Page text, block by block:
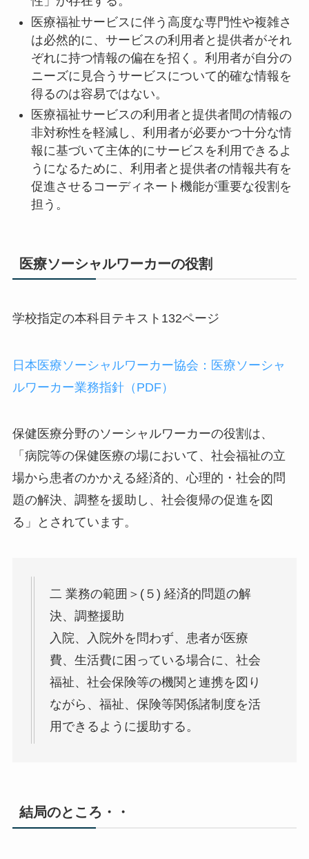
医療福祉サービスに伴う高度な専門性や複雑さ
は必然的に、サービスの利用者と提供者がそれ
ぞれに持つ情報の偏在を招く。利用者が自分の
ニーズに見合うサービスについて的確な情報を
得るのは容易ではない。
医療福祉サービスの利用者と提供者間の情報の
非対称性を軽減し、利用者が必要かつ十分な情
報に基づいて主体的にサービスを利用できるよ
うになるために、利用者と提供者の情報共有を
促進させるコーディネート機能が重要な役割を
担う。
医療ソーシャルワーカーの役割
学校指定の本科目テキスト132ページ
日本医療ソーシャルワーカー協会：医療ソーシャ
ルワーカー業務指針（PDF）
保健医療分野のソーシャルワーカーの役割は、
「病院等の保健医療の場において、社会福祉の立
場から患者のかかえる経済的、心理的・社会的問
題の解決、調整を援助し、社会復帰の促進を図
る」とされています。
二 業務の範囲＞(５) 経済的問題の解
決、調整援助
入院、入院外を問わず、患者が医療
費、生活費に困っている場合に、社会
福祉、社会保険等の機関と連携を図り
ながら、福祉、保険等関係諸制度を活
用できるように援助する。
結局のところ・・